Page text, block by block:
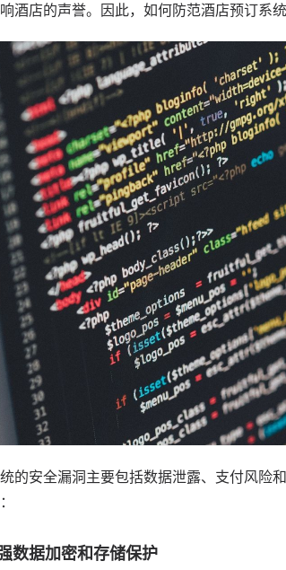
酒店的声誉。因此，如何防范酒店预订系
的安全漏洞主要包括数据泄露、支付风险
数据加密和存储保护